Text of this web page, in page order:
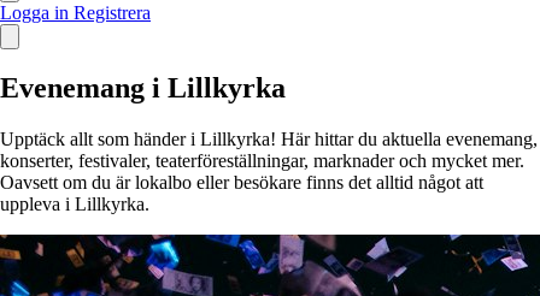
Logga in Registrera
Evenemang i Lillkyrka
Upptäck allt som händer i Lillkyrka! Här hittar du aktuella evenemang,
konserter, festivaler, teaterföreställningar, marknader och mycket mer.
Oavsett om du är lokalbo eller besökare finns det alltid något att
uppleva i Lillkyrka.